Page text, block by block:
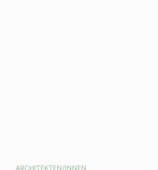
ARCHITEKTEN/INNEN